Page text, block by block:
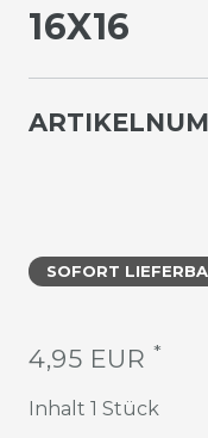
6X16
SOFORT
4,95 EUR *
Inhalt 1 Stück